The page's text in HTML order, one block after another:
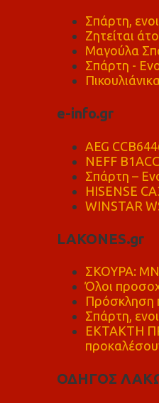
Σπάρτη,
Ζητείται
Μαγούλα
Σπάρτη -
e-info.gr
AEG
NEFF
Σπάρτη –
HISENSE
WINSTAR
LAKONES.gr
ΣΚΟΥΡΑ:
Όλοι
Πρόσκληση
Σπάρτη,
ΕΚΤΑΚΤΗ
ΟΔΗΓΟΣ